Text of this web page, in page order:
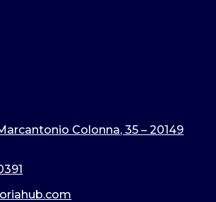
Colonna, 35 – 20149